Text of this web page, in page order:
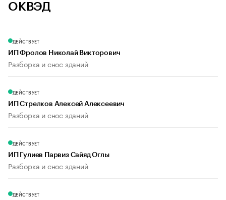
ОКВЭД
ДЕЙСТВУЕТ
ИП Фролов Николай Викторович
Разборка и снос зданий
ДЕЙСТВУЕТ
ИП Стрелков Алексей Алексеевич
Разборка и снос зданий
ДЕЙСТВУЕТ
ИП Гулиев Парвиз Сайяд Оглы
Разборка и снос зданий
ДЕЙСТВУЕТ